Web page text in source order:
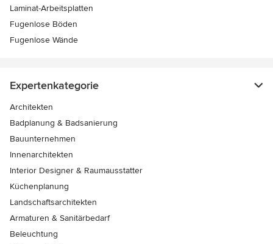
Laminat-Arbeitsplatten
Fugenlose Böden
Fugenlose Wände
Expertenkategorie
Architekten
Badplanung & Badsanierung
Bauunternehmen
Innenarchitekten
Interior Designer & Raumausstatter
Küchenplanung
Landschaftsarchitekten
Armaturen & Sanitärbedarf
Beleuchtung